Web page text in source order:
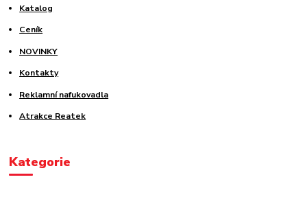
Katalog
Ceník
NOVINKY
Kontakty
Reklamní nafukovadla
Atrakce Reatek
Kategorie